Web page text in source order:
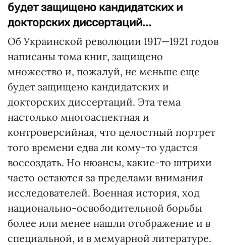
будет защищено кандидатских и
докторских диссертаций...
Об Украинской революции 1917—1921 годов
написаны тома книг, защищено
множество и, пожалуй, не меньше еще
будет защищено кандидатских и
докторских диссертаций. Эта тема
настолько многоаспектная и
контроверсийная, что целостный портрет
того времени едва ли кому-то удастся
воссоздать. Но нюансы, какие-то штрихи
часто остаются за пределами внимания
исследователей. Военная история, ход
национально-освободительной борьбы
более или менее нашли отображение и в
специальной, и в мемуарной литературе.